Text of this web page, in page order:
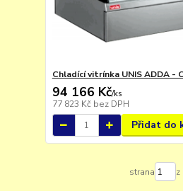
Chladící vitrínka UNIS ADDA -
94 166 Kč/ks
77 823 Kč bez DPH
Přidat do
strana z